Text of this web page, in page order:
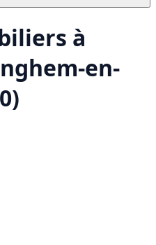
à
en-